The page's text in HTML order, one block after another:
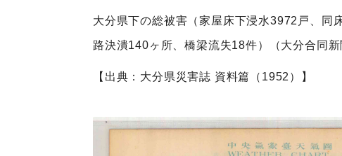
大分県下の総被害（家屋床下浸水3972戸、同
路決潰140ヶ所、橋梁流失18件）（大分合同新
【出典：大分県災害誌 資料篇（1952）】